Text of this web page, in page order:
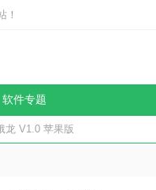
！
软件专题
龙 V1.0 苹果版